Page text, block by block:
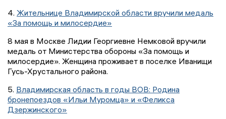
4. Жительнице Владимирской области вручили медаль
«За помощь и милосердие»
8 мая в Москве Лидии Георгиевне Немковой вручили
медаль от Министерства обороны «За помощь и
милосердие». Женщина проживает в поселке Иванищи
Гусь-Хрустального района.
5. Владимирская область в годы ВОВ: Родина
бронепоездов «Ильи Муромца» и «Феликса
Дзержинского»